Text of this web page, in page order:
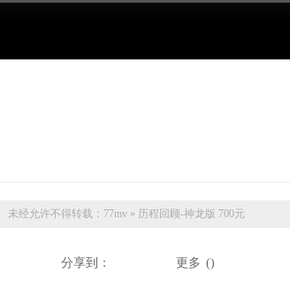
未经允许不得转载： 77mv » 历程回顾-神龙版 700元
分享到： 更多 ()